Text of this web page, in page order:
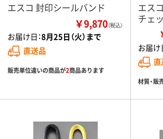
エスコ 封印シールバンド
￥9,870（税込）
お届け日：8月25日（火）まで
直送品
販売単位違いの商品が2商品あります
エス
チェ
お届け
直
材質・販